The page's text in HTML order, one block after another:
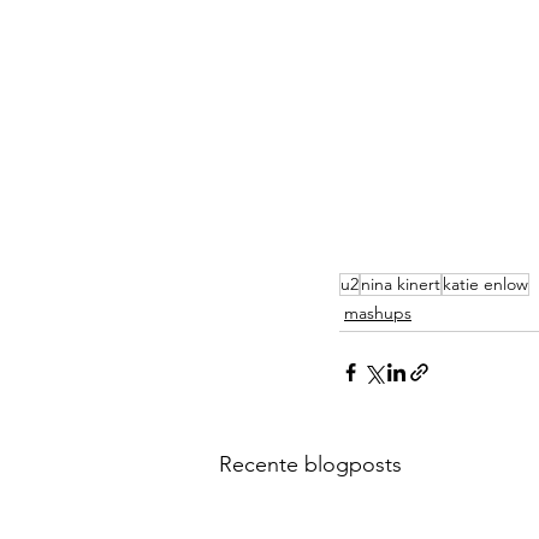
u2nina kinertkatie enlow
mashups
Recente blogposts